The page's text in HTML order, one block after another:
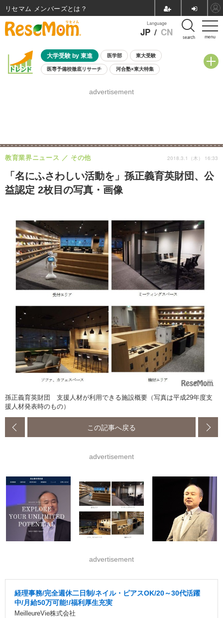
menu
Language
JP / CN search
大学受験 by 東進 医学部 東大受験
医専予備校徹底リサーチ 河合塾×東大特集
8月開催学校説明会・相談会
advertisement
「名にふさわしい活動を」孫正義育英財団、公
益認定 2枚目の写真・画像
教育業界ニュース その他 2018.3.1（木） 16:33
孫正義育英財団 支援人材が利用できる施設概要（写真は平成29年度支
援人材発表時のもの）
この記事へ戻る
advertisement
advertisement
経理事務/完全週休二日制/ネイル・ピアスOK/20～30代活躍
中/月給50万可能!/福利厚生充実
MeilleureVie株式会社
リセマム メンバーズ